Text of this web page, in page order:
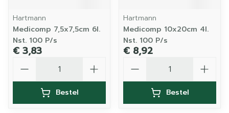
Hartmann
Medicomp 7,5x7,5cm 6l.
Nst. 100 P/s
€ 3,83
Bestel
Hartmann
Medicomp 10x20cm 4l.
Nst. 100 P/s
€ 8,92
Bestel